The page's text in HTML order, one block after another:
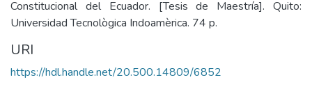
Constitucional del Ecuador. [Tesis de Maestría]. Quito:
Universidad Tecnològica Indoamèrica. 74 p.
URI
https://hdl.handle.net/20.500.14809/6852